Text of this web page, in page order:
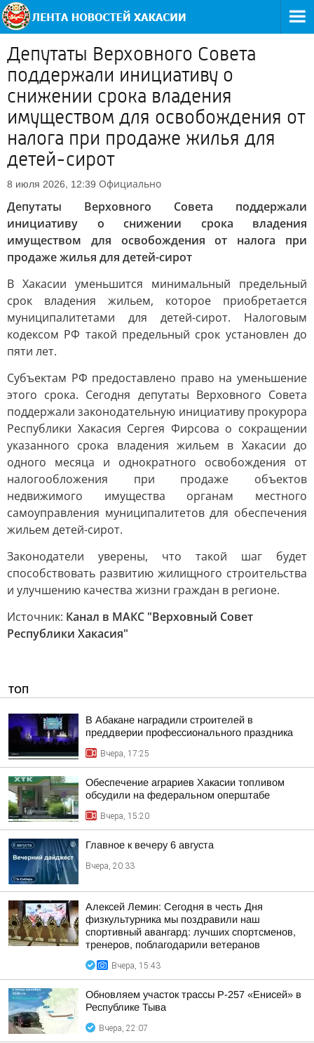
Депутаты Верховного Совета
поддержали инициативу о
снижении срока владения
имуществом для освобождения от
налога при продаже жилья для
детей-сирот
8 июля 2026, 12:39 Официально
Депутаты Верховного Совета поддержали
инициативу о снижении срока владения
имуществом для освобождения от налога при
продаже жилья для детей-сирот
В Хакасии уменьшится минимальный предельный
срок владения жильем, которое приобретается
муниципалитетами для детей-сирот. Налоговым
кодексом РФ такой предельный срок установлен до
пяти лет.
Субъектам РФ предоставлено право на уменьшение
этого срока. Сегодня депутаты Верховного Совета
поддержали законодательную инициативу прокурора
Республики Хакасия Сергея Фирсова о сокращении
указанного срока владения жильем в Хакасии до
одного месяца и однократного освобождения от
налогообложения при продаже объектов
недвижимого имущества органам местного
самоуправления муниципалитетов для обеспечения
жильем детей-сирот.
Законодатели уверены, что такой шаг будет
способствовать развитию жилищного строительства
и улучшению качества жизни граждан в регионе.
Источник: Канал в МАКС "Верховный Совет
Республики Хакасия"
ТОП
В Абакане наградили строителей в
преддверии профессионального праздника
Вчера, 17:25
Обеспечение аграриев Хакасии топливом
обсудили на федеральном оперштабе
Вчера, 15:20
Главное к вечеру 6 августа
Вчера, 20:33
Алексей Лемин: Сегодня в честь Дня
физкультурника мы поздравили наш
спортивный авангард: лучших спортсменов,
тренеров, поблагодарили ветеранов
Вчера, 15:43
Обновляем участок трассы Р-257 «Енисей» в
Республике Тыва
Вчера, 22:07